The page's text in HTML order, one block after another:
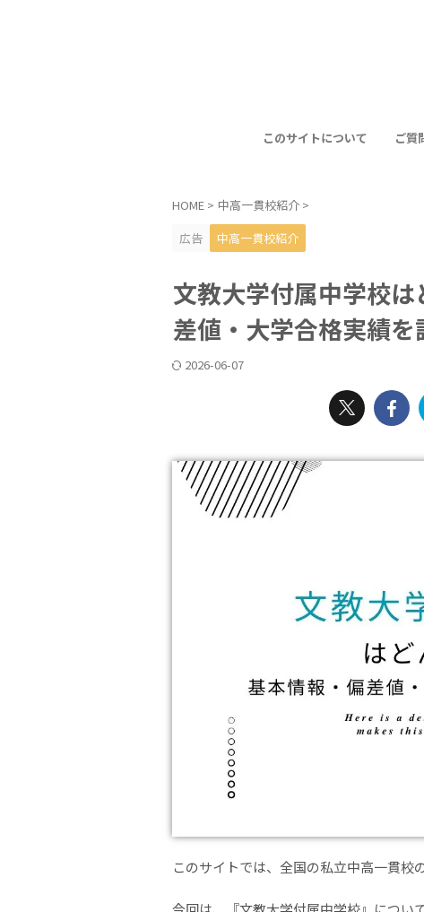
このサイトについて ご質
HOME > 中高一貫校紹介 >
広告
中高一貫校紹介
文教大学付属中学校
差値・大学合格実績
2026-06-07
このサイトでは、全国の私立中高一貫校